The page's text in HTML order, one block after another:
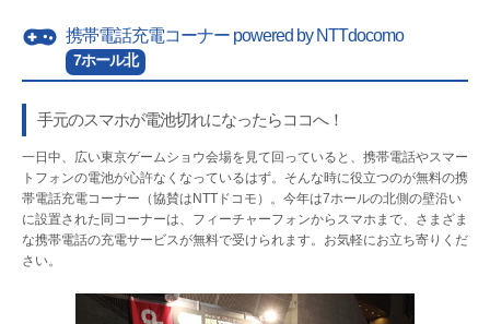
携帯電話充電コーナー powered by NTTdocomo
7ホール北
手元のスマホが電池切れになったらココへ！
一日中、広い東京ゲームショウ会場を見て回っていると、携帯電話やスマー
トフォンの電池が心許なくなっているはず。そんな時に役立つのが無料の携
帯電話充電コーナー（協賛はNTTドコモ）。今年は7ホールの北側の壁沿い
に設置された同コーナーは、フィーチャーフォンからスマホまで、さまざま
な携帯電話の充電サービスが無料で受けられます。お気軽にお立ち寄りくだ
さい。